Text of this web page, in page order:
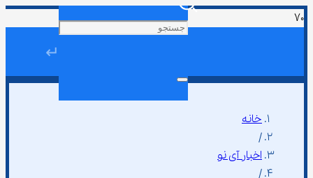
↵
خانه
/
اخبار آی نو
/